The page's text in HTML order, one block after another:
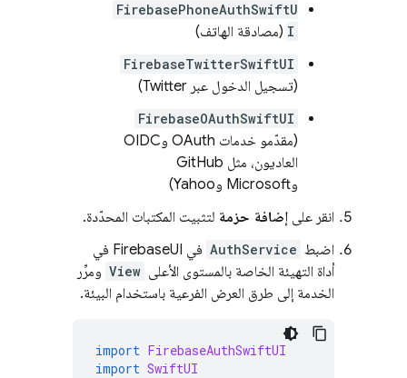
FirebasePhoneAuthSwiftU
I (مصادقة الهاتف)
FirebaseTwitterSwiftUI
(تسجيل الدخول عبر Twitter)
FirebaseOAuthSwiftUI
(مقدّمو خدمات OAuth وOIDC
العاديون، مثل GitHub
وMicrosoft وYahoo)
انقر على إضافة حزمة لتثبيت المكتبات المحدّدة.
اضبط AuthService
في FirebaseUI في
أداة التهيئة الخاصة بالمستوى الأعلى View ومرِّر
الخدمة إلى طرق العرض الفرعية باستخدام البيئة.
import FirebaseAuthSwiftUI
import SwiftUI